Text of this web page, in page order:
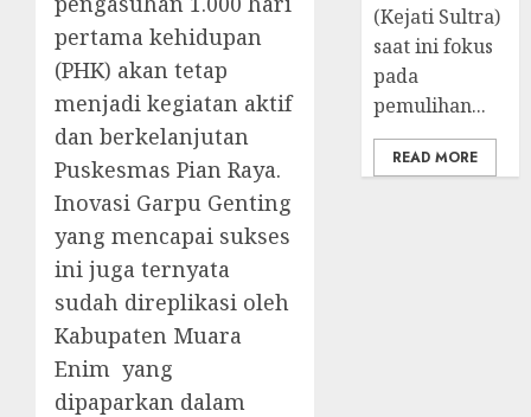
pertama kehidupan
(PHK) akan tetap
menjadi kegiatan aktif
dan berkelanjutan
Puskesmas Pian Raya.
Inovasi Garpu Genting
yang mencapai sukses
ini juga ternyata
sudah direplikasi oleh
Kabupaten Muara
Enim yang
dipaparkan dalam
(Kejati Sultra)
saat ini fokus
pada
pemulihan...
READ MORE